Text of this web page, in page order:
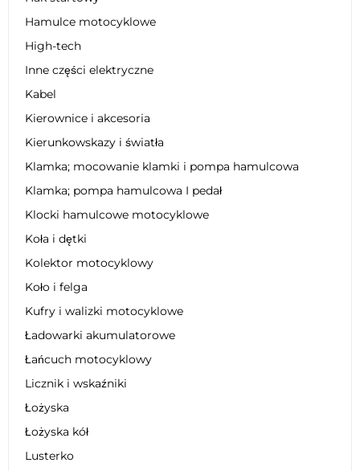
Hamulce motocyklowe
High-tech
Inne części elektryczne
Kabel
Kierownice i akcesoria
Kierunkowskazy i światła
Klamka; mocowanie klamki i pompa hamulcowa
Klamka; pompa hamulcowa I pedał
Klocki hamulcowe motocyklowe
Koła i dętki
Kolektor motocyklowy
Koło i felga
Kufry i walizki motocyklowe
Ładowarki akumulatorowe
Łańcuch motocyklowy
Licznik i wskaźniki
Łożyska
Łożyska kół
Lusterko